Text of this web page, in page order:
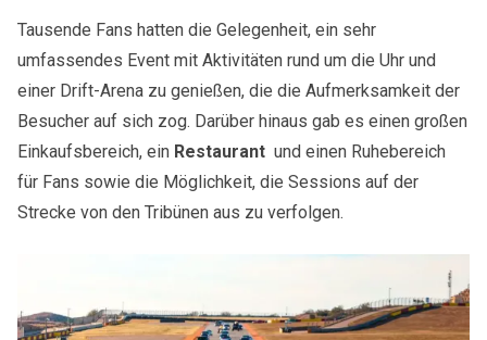
Tausende Fans hatten die Gelegenheit, ein sehr
umfassendes Event mit Aktivitäten rund um die Uhr und
einer Drift-Arena zu genießen, die die Aufmerksamkeit der
Besucher auf sich zog. Darüber hinaus gab es einen großen
Einkaufsbereich, ein Restaurant und einen Ruhebereich
für Fans sowie die Möglichkeit, die Sessions auf der
Strecke von den Tribünen aus zu verfolgen.